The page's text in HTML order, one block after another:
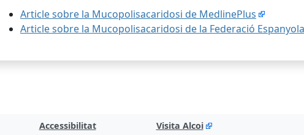
Article sobre la Mucopolisacaridosi de MedlinePlus
Article sobre la Mucopolisacaridosi de la Federació
Accessibilitat Visita Alcoi